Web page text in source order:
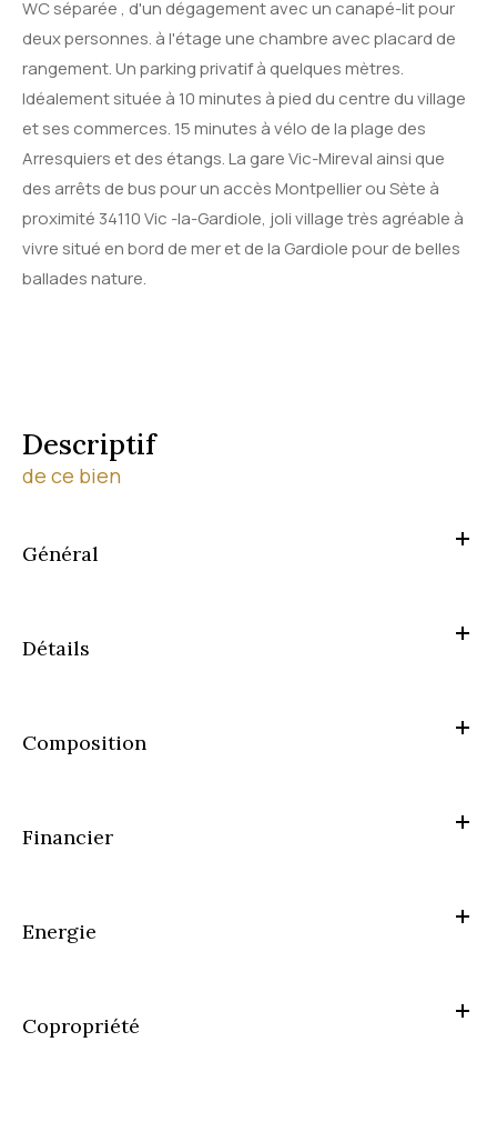
WC séparée , d'un dégagement avec un canapé-lit pour
deux personnes. à l'étage une chambre avec placard de
rangement. Un parking privatif à quelques mètres.
Idéalement située à 10 minutes à pied du centre du village
et ses commerces. 15 minutes à vélo de la plage des
Arresquiers et des étangs. La gare Vic-Mireval ainsi que
des arrêts de bus pour un accès Montpellier ou Sète à
proximité 34110 Vic -la-Gardiole, joli village très agréable à
vivre situé en bord de mer et de la Gardiole pour de belles
ballades nature.
descriptif
de ce bien
Général
Détails
Composition
Financier
Energie
Copropriété